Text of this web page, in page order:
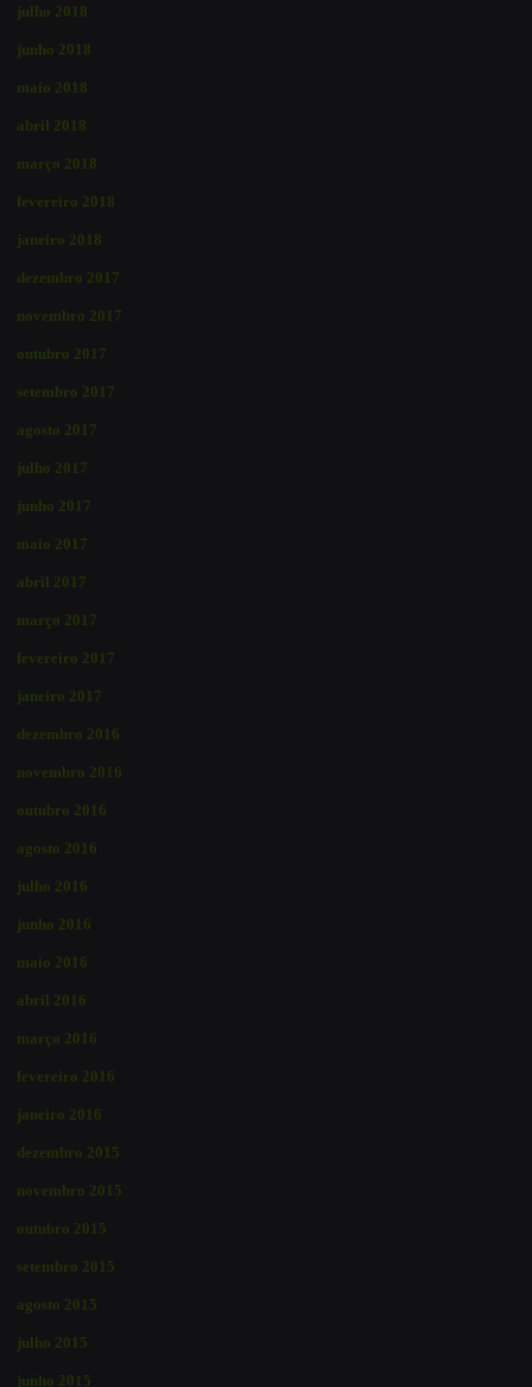
julho 2018
junho 2018
maio 2018
abril 2018
março 2018
fevereiro 2018
janeiro 2018
dezembro 2017
novembro 2017
outubro 2017
setembro 2017
agosto 2017
julho 2017
junho 2017
maio 2017
abril 2017
março 2017
fevereiro 2017
janeiro 2017
dezembro 2016
novembro 2016
outubro 2016
agosto 2016
julho 2016
junho 2016
maio 2016
abril 2016
março 2016
fevereiro 2016
janeiro 2016
dezembro 2015
novembro 2015
outubro 2015
setembro 2015
agosto 2015
julho 2015
junho 2015